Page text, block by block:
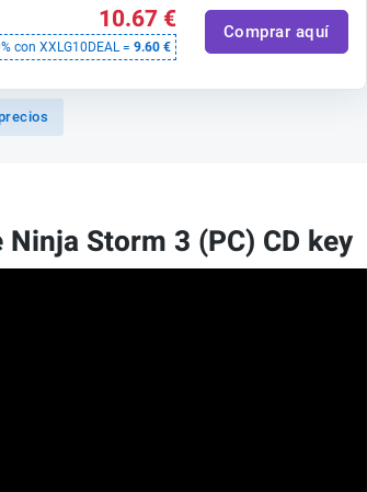
10.67 €
con XXLG10DEAL = 9.60 €
Comprar aquí
Storm 3 (PC) CD key